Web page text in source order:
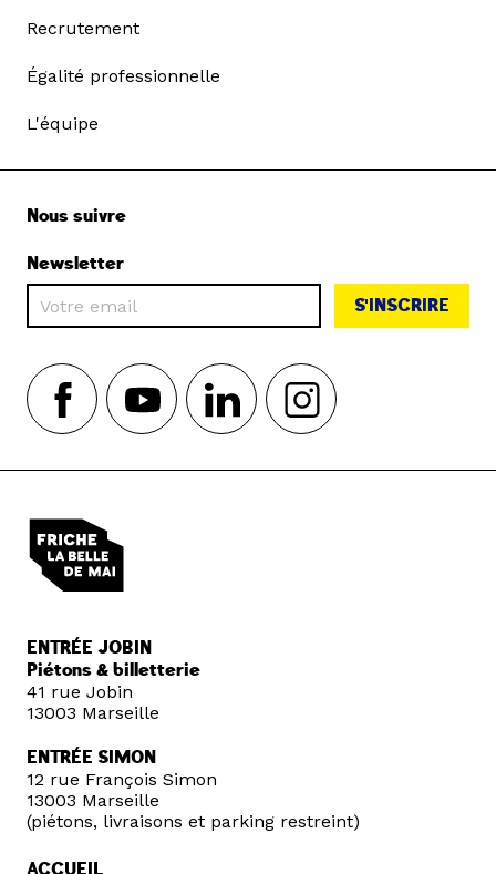
Recrutement
Égalité professionnelle
L'équipe
Nous suivre
Newsletter
S'INSCRIRE
ENTRÉE JOBIN
Piétons & billetterie
41 rue Jobin
13003 Marseille
ENTRÉE SIMON
12 rue François Simon
13003 Marseille
(piétons, livraisons et parking restreint)
ACCUEIL